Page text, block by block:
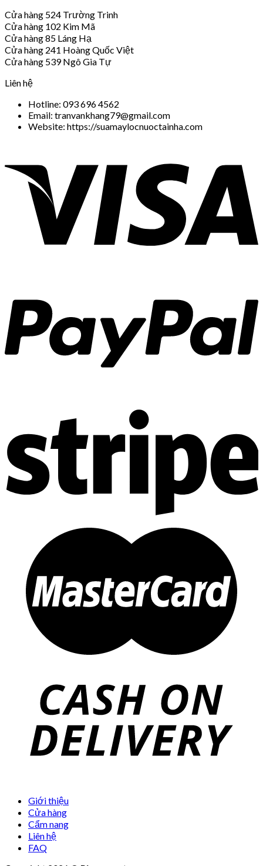
Cửa hàng 524 Trường Trinh
Cửa hàng 102 Kim Mã
Cửa hàng 85 Láng Hạ
Cửa hàng 241 Hoàng Quốc Việt
Cửa hàng 539 Ngô Gia Tự
Liên hệ
Hotline: 093 696 4562
Email: tranvankhang79@gmail.com
Website: https://suamaylocnuoctainha.com
Giới thiệu
Cửa hàng
Cẩm nang
Liên hệ
FAQ